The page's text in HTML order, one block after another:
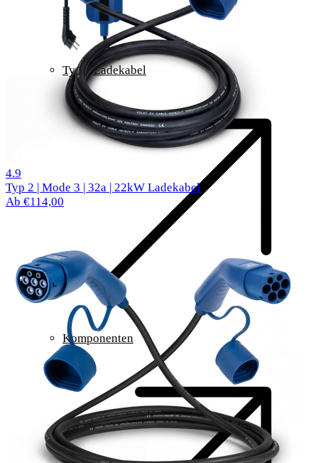
Typ 2 Ladekabel
Komponenten
4.9
Typ 2 | Mode 3 | 32a | 22kW Ladekabel
Ab €114,00